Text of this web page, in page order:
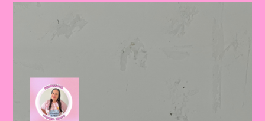
|Apostila
Confeccionar